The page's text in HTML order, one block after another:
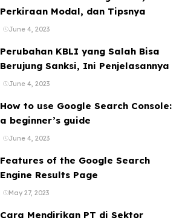
Perkiraan Modal, dan Tipsnya
June 4, 2023
Perubahan KBLI yang Salah Bisa
Berujung Sanksi, Ini Penjelasannya
June 4, 2023
How to use Google Search Console:
a beginner’s guide
June 4, 2023
Features of the Google Search
Engine Results Page
May 27, 2023
Cara Mendirikan PT di Sektor